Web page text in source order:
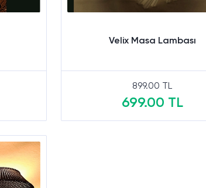
Velix Masa Lambası
899.00 TL
699.00 TL